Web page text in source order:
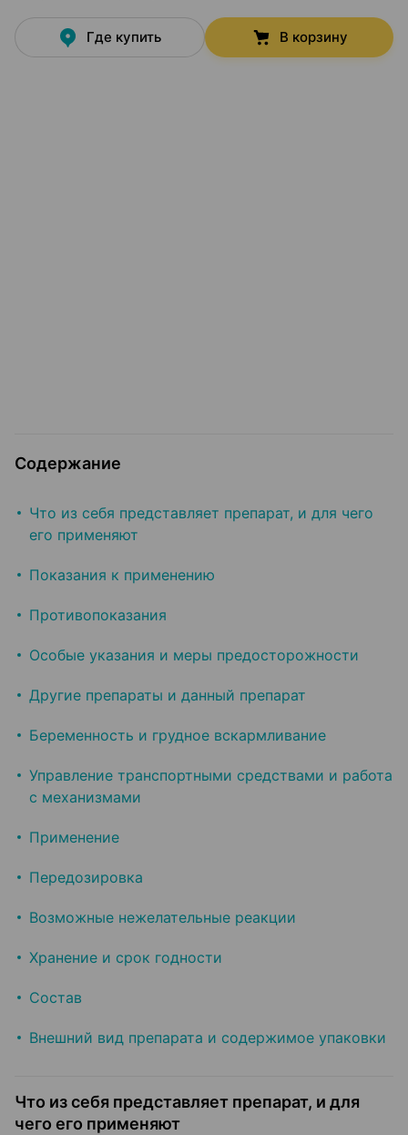
Где купить В корзину
Содержание
Что из себя представляет препарат, и для чего
его применяют
Показания к применению
Противопоказания
Особые указания и меры предосторожности
Другие препараты и данный препарат
Беременность и грудное вскармливание
Управление транспортными средствами и работа
с механизмами
Применение
Передозировка
Возможные нежелательные реакции
Хранение и срок годности
Состав
Внешний вид препарата и содержимое упаковки
Что из себя представляет препарат, и для
чего его применяют